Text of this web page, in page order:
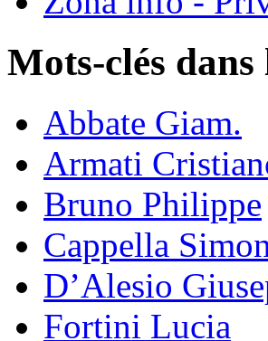
Mots-clés dans
Abbate Giam.
Armati
Bruno Philippe
Cappella
D’Alesio
Fortini Lucia